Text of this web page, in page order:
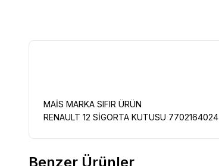
MAİS MARKA SIFIR ÜRÜN
RENAULT 12 SİGORTA KUTUSU 7702164024
Benzer Ürünler